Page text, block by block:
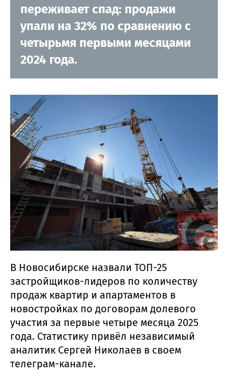
переживает спад: продажи
упали на 32% по сравнению с
четырьмя первыми месяцами
2024 года.
В Новосибирске назвали ТОП-25
застройщиков-лидеров по количеству
продаж квартир и апартаментов в
новостройках по договорам долевого
участия за первые четыре месяца 2025
года. Статистику привёл независимый
аналитик Сергей Николаев в своем
телеграм-канале.